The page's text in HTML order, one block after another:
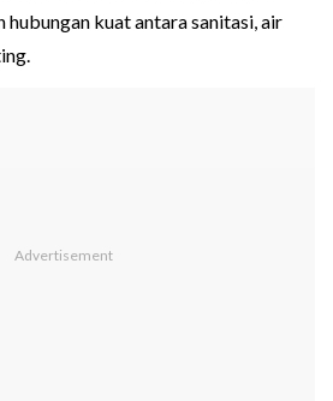
hubungan kuat antara sanitasi, air